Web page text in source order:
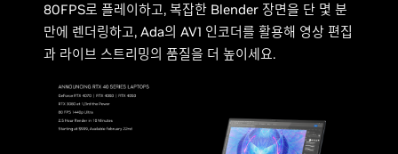
80FPS로 플레이하고, 복잡한 Blender 장면을 단 몇 분
만에 렌더링하고, Ada의 AV1 인코더를 활용해 영상 편집
과 라이브 스트리밍의 품질을 더 높이세요.